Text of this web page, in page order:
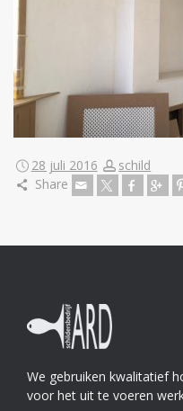
28 juli 2016
schild
Share
We gebruiken kwalitatief
voor het uit te voeren